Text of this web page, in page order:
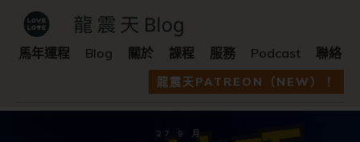
馬年運程 Blog 關於 課程 服務 Podcast 聯絡
龍震天PATREON（NEW）！
27 9 月